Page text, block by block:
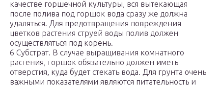
качестве горшечной культуры, вся вытекающая
после полива под горшок вода сразу же должна
удаляться. Для предотвращения повреждения
цветков растения струей воды полив должен
осуществляться под корень.
6 Субстрат. В случае выращивания комнатного
растения, горшок обязательно должен иметь
отверстия, куда будет стекать вода. Для грунта очень
важными показателями являются питательность и